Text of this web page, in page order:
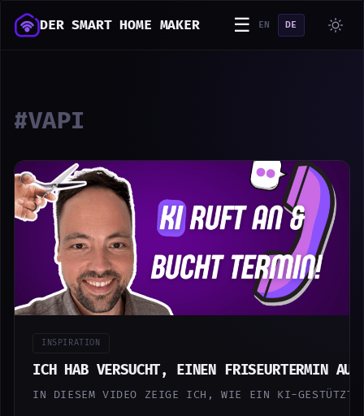
DER SMART HOME MAKER ☰ EN DE
#VAPI
INSPIRATION
ICH HAB VERSUCHT, EINEN FRISEURTERMIN
IN DIESEM VIDEO ZEIGE ICH, WIE EIN KI-GESTÜTZTER